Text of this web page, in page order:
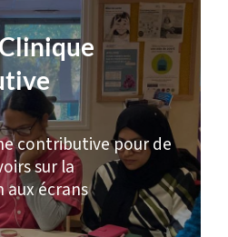
contributive pour de
sur la
écrans